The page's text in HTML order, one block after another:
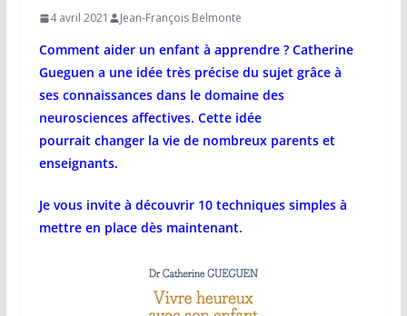
4 avril 2021 Jean-François Belmonte
Comment aider un enfant à apprendre ? Catherine
Gueguen a une idée très précise du sujet grâce à
ses connaissances dans le domaine des
neurosciences affectives. Cette idée
pourrait changer la vie de nombreux parents et
enseignants.
Je vous invite à découvrir 10 techniques simples à
mettre en place dès maintenant.